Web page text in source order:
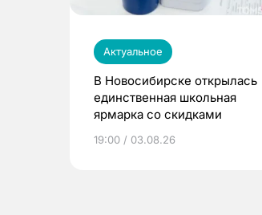
Актуальное
В Новосибирске открылась
единственная школьная
ярмарка со скидками
19:00 / 03.08.26